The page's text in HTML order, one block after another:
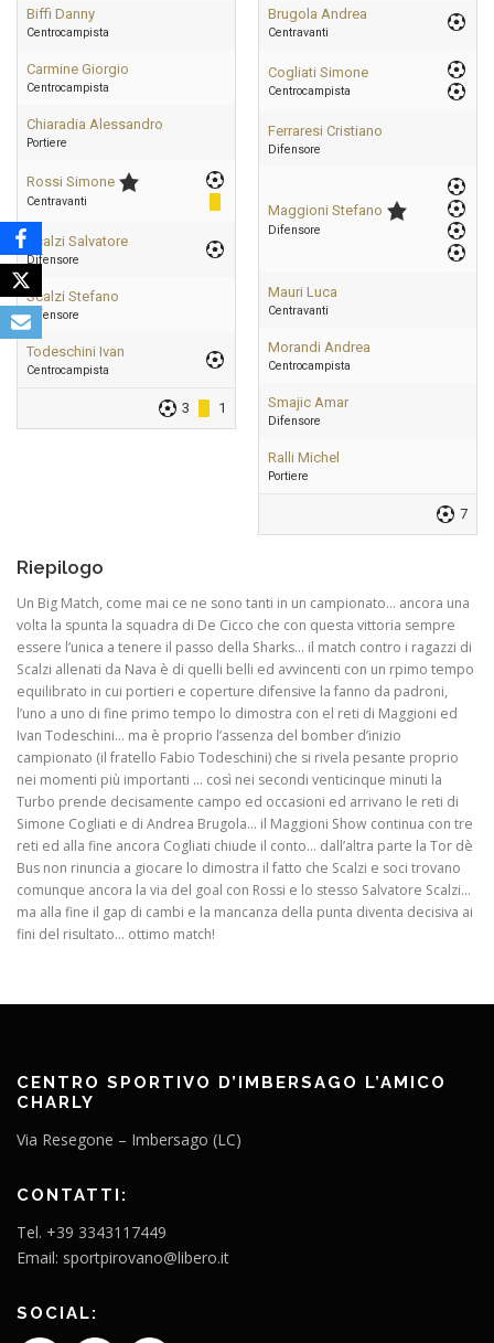
Biffi Danny
Centrocampista
Carmine Giorgio
Centrocampista
Chiaradia Alessandro
Portiere
Rossi Simone
Centravanti
Scalzi Salvatore
Difensore
Scalzi Stefano
Difensore
Todeschini Ivan
Centrocampista
3 1
Brugola Andrea
Centravanti
Cogliati Simone
Centrocampista
Ferraresi Cristiano
Difensore
Maggioni Stefano
Difensore
Mauri Luca
Centravanti
Morandi Andrea
Centrocampista
Smajic Amar
Difensore
Ralli Michel
Portiere
7
Riepilogo
Un Big Match, come mai ce ne sono tanti in un campionato… ancora una
volta la spunta la squadra di De Cicco che con questa vittoria sempre
essere l’unica a tenere il passo della Sharks… il match contro i ragazzi di
Scalzi allenati da Nava è di quelli belli ed avvincenti con un rpimo tempo
equilibrato in cui portieri e coperture difensive la fanno da padroni,
l’uno a uno di fine primo tempo lo dimostra con el reti di Maggioni ed
Ivan Todeschini… ma è proprio l’assenza del bomber d’inizio
campionato (il fratello Fabio Todeschini) che si rivela pesante proprio
nei momenti più importanti … così nei secondi venticinque minuti la
Turbo prende decisamente campo ed occasioni ed arrivano le reti di
Simone Cogliati e di Andrea Brugola… il Maggioni Show continua con tre
reti ed alla fine ancora Cogliati chiude il conto… dall’altra parte la Tor dè
Bus non rinuncia a giocare lo dimostra il fatto che Scalzi e soci trovano
comunque ancora la via del goal con Rossi e lo stesso Salvatore Scalzi…
ma alla fine il gap di cambi e la mancanza della punta diventa decisiva ai
fini del risultato… ottimo match!
CENTRO SPORTIVO D’IMBERSAGO L’AMICO
CHARLY
Via Resegone – Imbersago (LC)
CONTATTI:
Tel. +39 3343117449
Email: sportpirovano@libero.it
SOCIAL: